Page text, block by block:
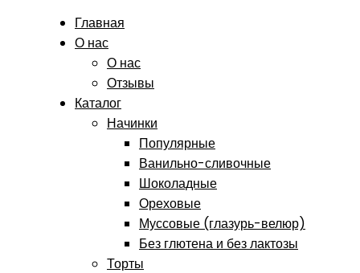
Главная
О нас
О нас
Отзывы
Каталог
Начинки
Популярные
Ванильно-сливочные
Шоколадные
Ореховые
Муссовые (глазурь-велюр)
Без глютена и без лактозы
Торты